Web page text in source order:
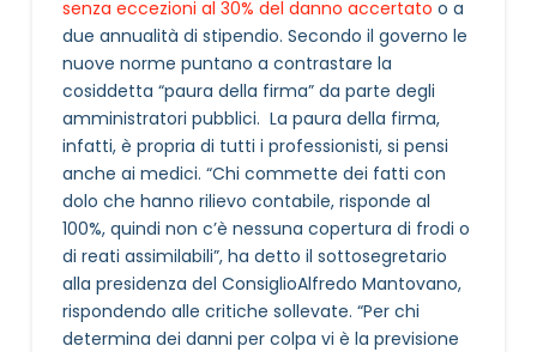
senza eccezioni al 30% del danno accertato o a
due annualità di stipendio. Secondo il governo le
nuove norme puntano a contrastare la
cosiddetta “paura della firma” da parte degli
amministratori pubblici. La paura della firma,
infatti, è propria di tutti i professionisti, si pensi
anche ai medici. “Chi commette dei fatti con
dolo che hanno rilievo contabile, risponde al
100%, quindi non c’è nessuna copertura di frodi o
di reati assimilabili”, ha detto il sottosegretario
alla presidenza del ConsiglioAlfredo Mantovano,
rispondendo alle critiche sollevate. “Per chi
determina dei danni per colpa vi è la previsione